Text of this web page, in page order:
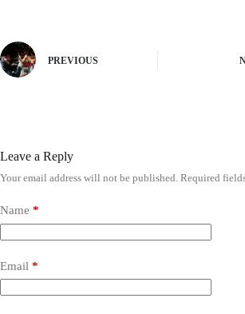
PREVIOUS
Leave a Reply
Your email address will not be published. Required
Name *
Email *